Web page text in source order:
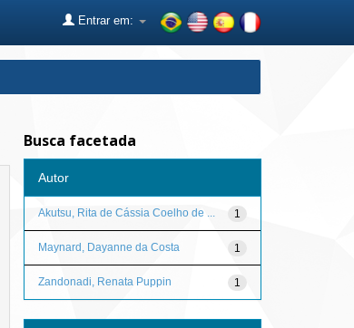
Entrar em:
Busca facetada
Autor
1
Akutsu, Rita de Cássia Coelho de ...
1
Maynard, Dayanne da Costa
1
Zandonadi, Renata Puppin